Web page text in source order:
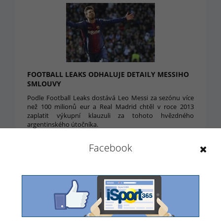
FOOTBALL LEAKS ODHALUJE DETAILY MESSIHO
SMLOUVY
Podle Football Leaks dostává Leo Messi za sezónu více
než 100 milionů eur a Real Madrid chtěl v roce 2013
zaplatit výkupní klauzuli za tohoto hvězdného
argentinského útočníka.
Facebook